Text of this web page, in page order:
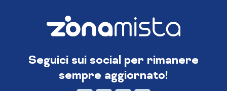
Seguici sui social per rimanere
sempre aggiornato!